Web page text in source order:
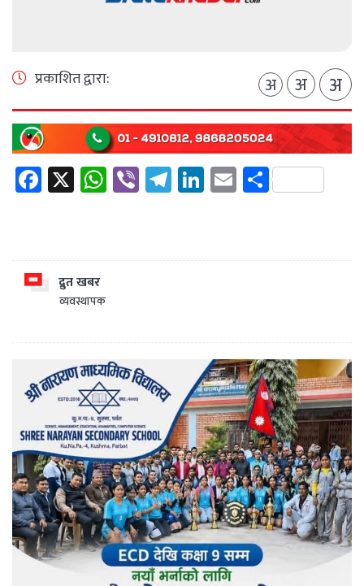
प्रकाशित द्वारा: अ अ अ
Facebook
X WhatsApp
ViberTelegram
LinkedIn
EmailShare
द्रुत खबर
व्यवस्थापक